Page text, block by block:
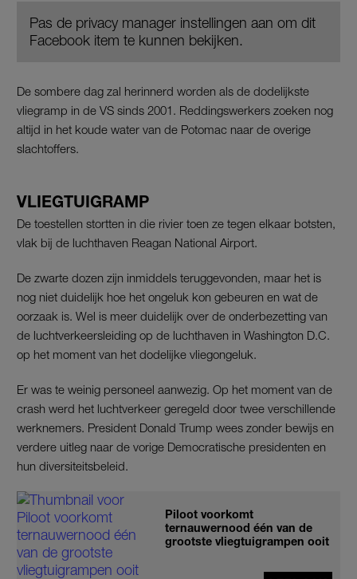
Pas de privacy manager instellingen aan om dit
Facebook item te kunnen bekijken.
De sombere dag zal herinnerd worden als de dodelijkste
vliegramp in de VS sinds 2001. Reddingswerkers zoeken nog
altijd in het koude water van de Potomac naar de overige
slachtoffers.
VLIEGTUIGRAMP
De toestellen stortten in die rivier toen ze tegen elkaar botsten,
vlak bij de luchthaven Reagan National Airport.
De zwarte dozen zijn inmiddels teruggevonden, maar het is
nog niet duidelijk hoe het ongeluk kon gebeuren en wat de
oorzaak is. Wel is meer duidelijk over de onderbezetting van
de luchtverkeersleiding op de luchthaven in Washington D.C.
op het moment van het dodelijke vliegongeluk.
Er was te weinig personeel aanwezig. Op het moment van de
crash werd het luchtverkeer geregeld door twee verschillende
werknemers. President Donald Trump wees zonder bewijs en
verdere uitleg naar de vorige Democratische presidenten en
hun diversiteitsbeleid.
Piloot voorkomt
ternauwernood één van de
grootste vliegtuigrampen ooit